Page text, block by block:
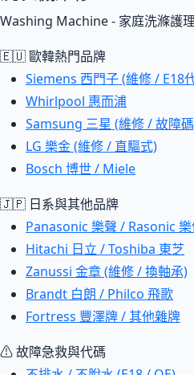
Washing Machine - 家庭洗滌護
🇪🇺 歐韓熱門品牌
Siemens 西門子 (維修 / E18
Whirlpool 惠而浦
Samsung 三星 (維修 / 故障
LG 樂金 (維修 / 直驅式)
Bosch 博世 / Miele
🇯🇵 日系與其他品牌
Panasonic 樂聲 / Rasonic
Hitachi 日立 / Toshiba 東芝
Zanussi 金章 (維修 / 換軸承)
Brandt 白朗 / Philco 飛歌
Fortress 豐澤牌 / 其他雜牌
⚠ 故障急救與代碼